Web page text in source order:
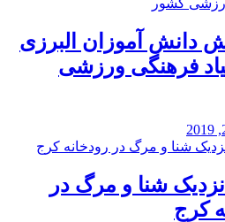
دانش آموزان البرزی
فرهنگی ورزشی
شنا و مرگ در
کرج